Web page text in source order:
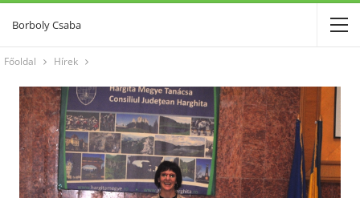
Borboly Csaba
Főoldal Hírek